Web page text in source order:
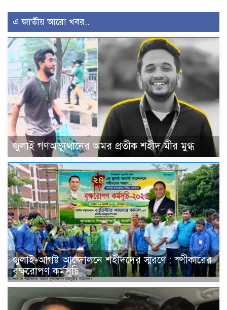
এ জাতীয় আরো খবর..
জুলাই গণঅভ্যুত্থানের অমর প্রতীক শহীদ মীর মুগ্ধ
জুলাই-আগষ্ট আন্দোলনে শহীদদের স্মরণে : স্পীকারের
বৃক্ষরোপণ কর্মসূচি